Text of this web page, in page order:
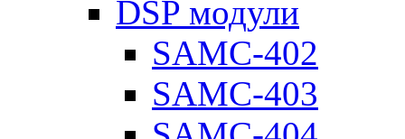
DSP модули
SAMC-402
SAMC-403